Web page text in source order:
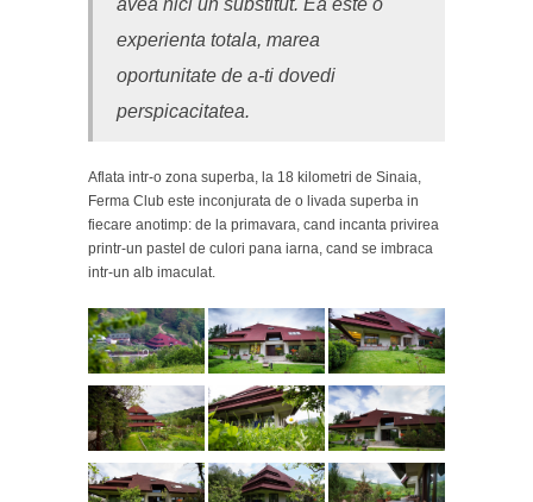
avea nici un substitut. Ea este o
experienta totala, marea
oportunitate de a-ti dovedi
perspicacitatea.
Aflata intr-o zona superba, la 18 kilometri de Sinaia,
Ferma Club este inconjurata de o livada superba in
fiecare anotimp: de la primavara, cand incanta privirea
printr-un pastel de culori pana iarna, cand se imbraca
intr-un alb imaculat.